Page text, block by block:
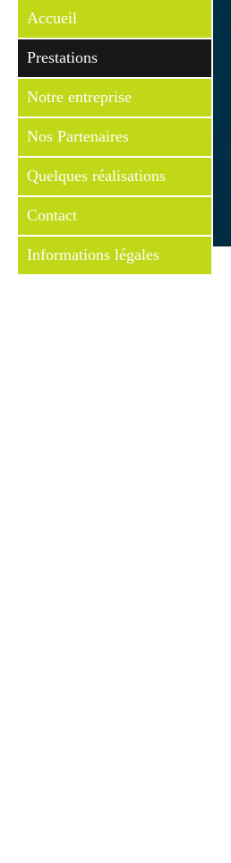
Accueil
Prestations
Notre entreprise
Nos Partenaires
Quelques réalisations
Contact
Informations légales